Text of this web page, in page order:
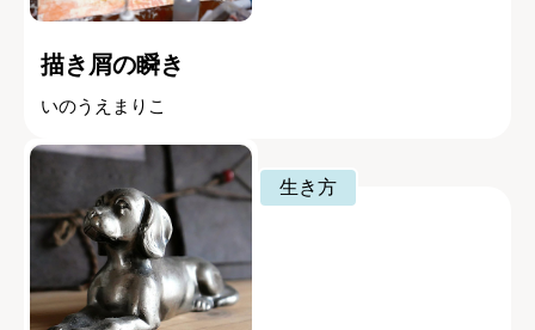
描き屑の瞬き
いのうえまりこ
生き方